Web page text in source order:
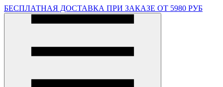
БЕСПЛАТНАЯ ДОСТАВКА ПРИ ЗАКАЗЕ ОТ 5980 РУБ